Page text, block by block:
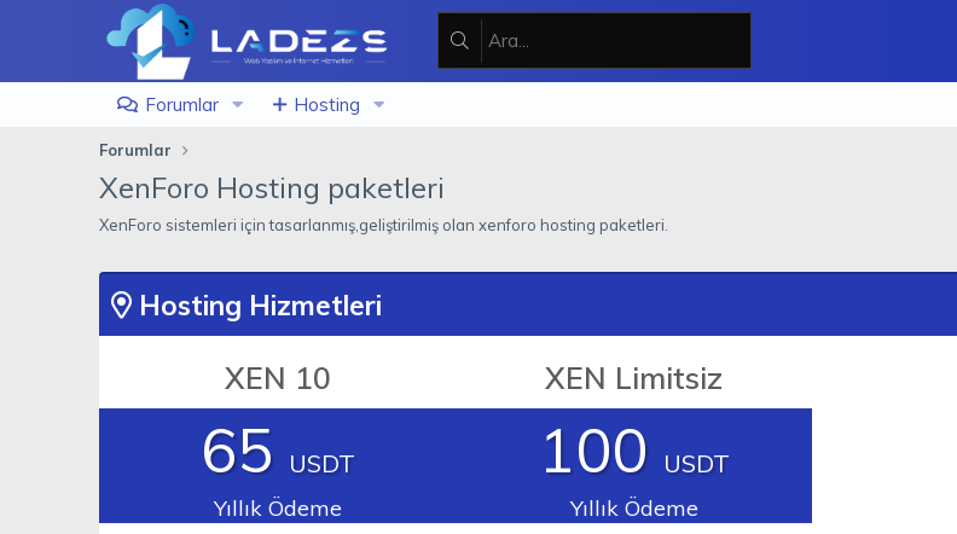
Forumlar Hosting
Forumlar
XenForo Hosting paketleri
XenForo sistemleri için tasarlanmış,geliştirilmiş olan xenforo hosting paketleri.
Hosting Hizmetleri
XEN 10
65 USDT
Yıllık Ödeme
XEN Limitsiz
100 USDT
Yıllık Ödeme